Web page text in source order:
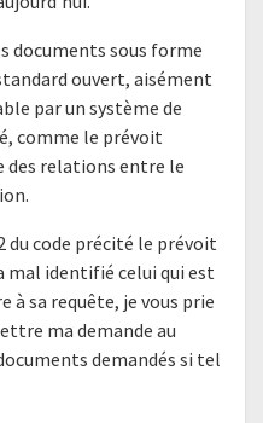
documents sous forme
ouvert, aisément
par un système de
comme le prévoit
des relations entre le
du code précité le prévoit
mal identifié celui qui est
à sa requête, je vous prie
ma demande au
demandés si tel